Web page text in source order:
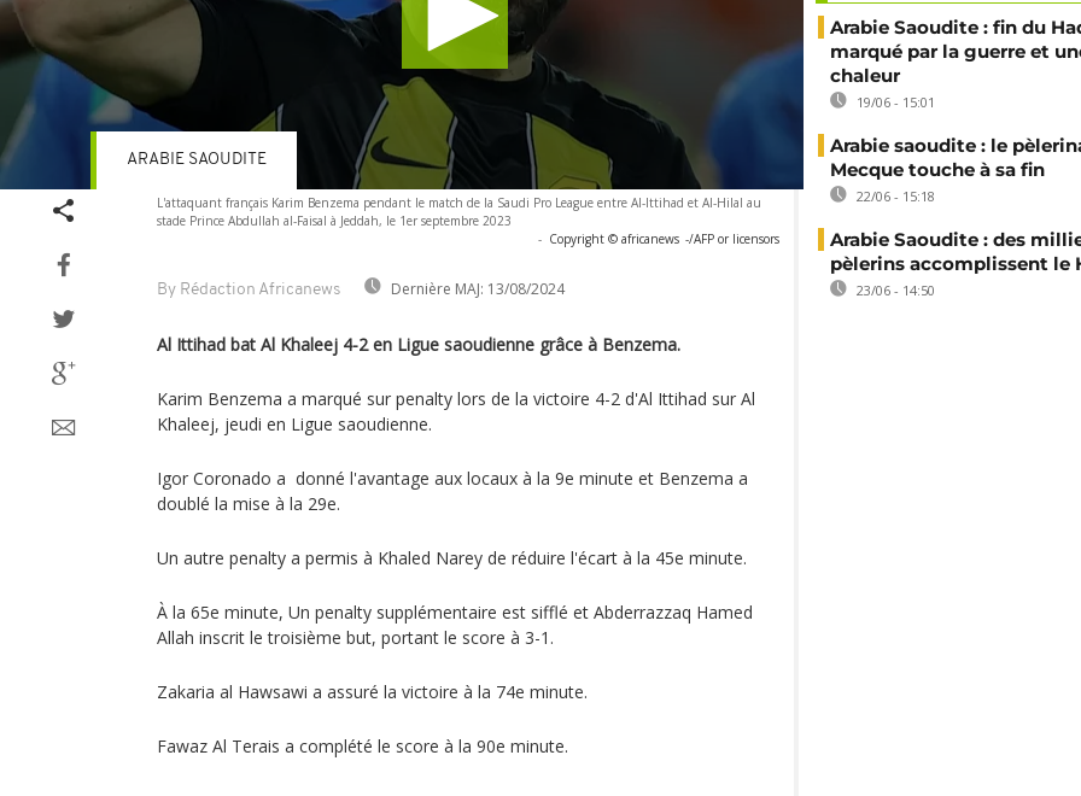
L'attaquant français Karim Benzema pendant le match de la Saudi Pro League entre Al-Ittihad et Al-Hilal au
stade Prince Abdullah al-Faisal à Jeddah, le 1er septembre 2023
- Copyright © africanews -/AFP or licensors
By Rédaction Africanews Dernière MAJ: 13/08/2024
ARABIE SAOUDITE
Al Ittihad bat Al Khaleej 4-2 en Ligue saoudienne grâce à Benzema.
Karim Benzema a marqué sur penalty lors de la victoire 4-2 d'Al Ittihad sur Al
Khaleej, jeudi en Ligue saoudienne.
Igor Coronado a donné l'avantage aux locaux à la 9e minute et Benzema a
doublé la mise à la 29e.
Un autre penalty a permis à Khaled Narey de réduire l'écart à la 45e minute.
À la 65e minute, Un penalty supplémentaire est sifflé et Abderrazzaq Hamed
Allah inscrit le troisième but, portant le score à 3-1.
Zakaria al Hawsawi a assuré la victoire à la 74e minute.
Fawaz Al Terais a complété le score à la 90e minute.
Arabie Saoudite : fin du
marqué par la guerre et
chaleur
19/06 - 15:01
Arabie saoudite : le
Mecque touche à sa fin
22/06 - 15:18
Arabie Saoudite : des
pèlerins accomplissent le
23/06 - 14:50